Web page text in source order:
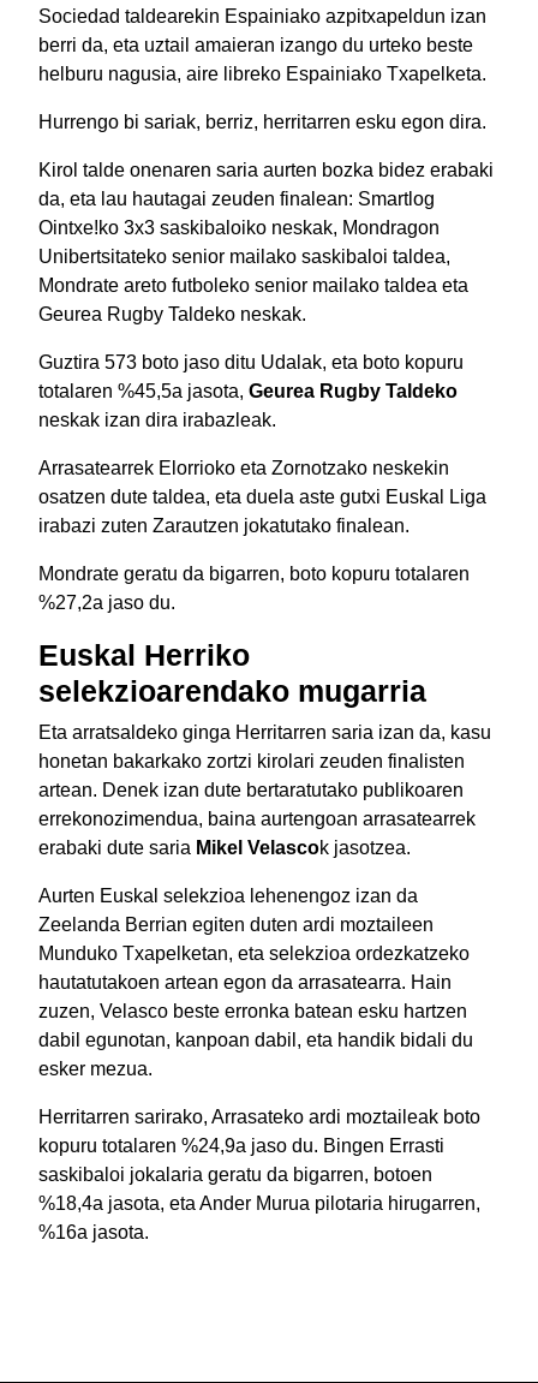
Sociedad taldearekin Espainiako azpitxapeldun izan
berri da, eta uztail amaieran izango du urteko beste
helburu nagusia, aire libreko Espainiako Txapelketa.
Hurrengo bi sariak, berriz, herritarren esku egon dira.
Kirol talde onenaren saria aurten bozka bidez erabaki
da, eta lau hautagai zeuden finalean: Smartlog
Ointxe!ko 3x3 saskibaloiko neskak, Mondragon
Unibertsitateko senior mailako saskibaloi taldea,
Mondrate areto futboleko senior mailako taldea eta
Geurea Rugby Taldeko neskak.
Guztira 573 boto jaso ditu Udalak, eta boto kopuru
totalaren %45,5a jasota, Geurea Rugby Taldeko
neskak izan dira irabazleak.
Arrasatearrek Elorrioko eta Zornotzako neskekin
osatzen dute taldea, eta duela aste gutxi Euskal Liga
irabazi zuten Zarautzen jokatutako finalean.
Mondrate geratu da bigarren, boto kopuru totalaren
%27,2a jaso du.
Euskal Herriko
selekzioarendako mugarria
Eta arratsaldeko ginga Herritarren saria izan da, kasu
honetan bakarkako zortzi kirolari zeuden finalisten
artean. Denek izan dute bertaratutako publikoaren
errekonozimendua, baina aurtengoan arrasatearrek
erabaki dute saria Mikel Velascok jasotzea.
Aurten Euskal selekzioa lehenengoz izan da
Zeelanda Berrian egiten duten ardi moztaileen
Munduko Txapelketan, eta selekzioa ordezkatzeko
hautatutakoen artean egon da arrasatearra. Hain
zuzen, Velasco beste erronka batean esku hartzen
dabil egunotan, kanpoan dabil, eta handik bidali du
esker mezua.
Herritarren sarirako, Arrasateko ardi moztaileak boto
kopuru totalaren %24,9a jaso du. Bingen Errasti
saskibaloi jokalaria geratu da bigarren, botoen
%18,4a jasota, eta Ander Murua pilotaria hirugarren,
%16a jasota.